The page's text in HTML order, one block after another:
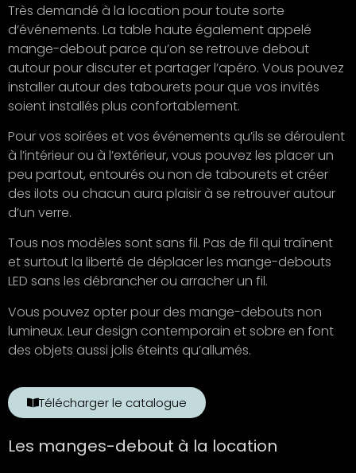
Très demandé à la location pour toute sorte
d’événements. La table haute également appelé
mange-debout parce qu’on se retrouve debout
autour pour discuter et partager l’apéro. Vous pouvez
installer autour des tabourets pour que vos invités
soient installés plus confortablement.
Pour vos soirées et vos événements qu’ils se déroulent
à l’intérieur ou à l’extérieur, vous pouvez les placer un
peu partout, entourés ou non de tabourets et créer
des ilots ou chacun aura plaisir à se retrouver autour
d’un verre.
Tous nos modèles sont sans fil. Pas de fil qui traînent
et surtout la liberté de déplacer les mange-debouts
LED sans les débrancher ou arracher un fil.
Vous pouvez opter pour des mange-debouts non
lumineux. Leur design contemporain et sobre en font
des objets aussi jolis éteints qu’allumés.
Télécharger le catalogue
Les manges-debout à la location